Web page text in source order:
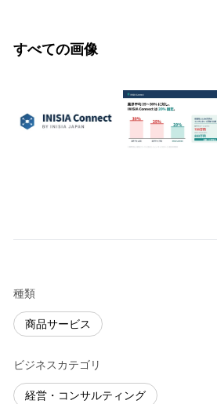
すべての画像
種類
商品サービス
ビジネスカテゴリ
経営・コンサルティング